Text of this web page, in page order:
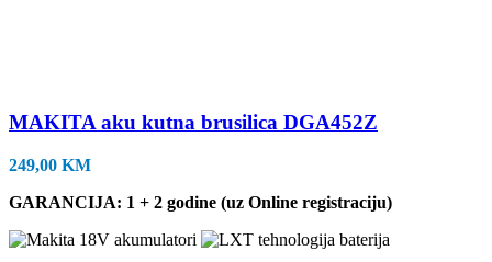
MAKITA aku kutna brusilica DGA452Z
249,00 KM
GARANCIJA: 1 + 2 godine (uz Online registraciju)